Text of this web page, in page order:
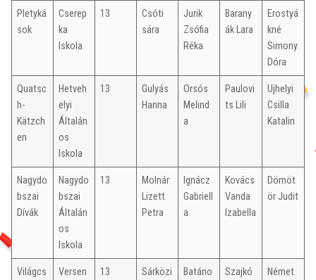
Pletyká
sok
Cserep
ka
Iskola
13
Csóti
sára
Jurik
Zsófia
Réka
Barany
ák Lara
Erostyá
kné
Simony
Dóra
Quatsc
h-
Kätzch
en
Hetveh
elyi
Általán
os
Iskola
13
Gulyás
Hanna
Orsós
Melind
a
Paulovi
ts Lili
Ujhelyi
Csilla
Katalin
Nagydo
bszai
Dívák
Nagydo
bszai
Általán
os
Iskola
13
Molnár
Lizett
Petra
Ignácz
Gabriell
a
Kovács
Vanda
Izabella
Dömöt
ör Judit
Világcs Versen 13 Sárközi Batáno Szajkó Német